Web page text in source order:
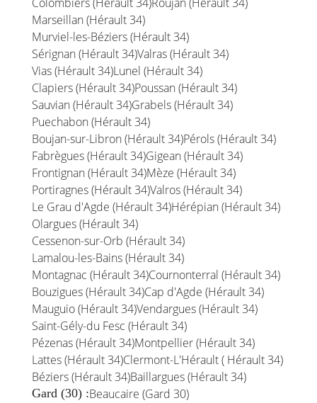
Marseillan (Hérault 34)
Murviel-les-Béziers (Hérault 34)
Sérignan (Hérault 34)Valras (Hérault 34)
Vias (Hérault 34)Lunel (Hérault 34)
Clapiers (Hérault 34)Poussan (Hérault 34)
Sauvian (Hérault 34)Grabels (Hérault 34)
Puechabon (Hérault 34)
Boujan-sur-Libron (Hérault 34)Pérols (Hérault 34)
Fabrègues (Hérault 34)Gigean (Hérault 34)
Frontignan (Hérault 34)Mèze (Hérault 34)
Portiragnes (Hérault 34)Valros (Hérault 34)
Le Grau d'Agde (Hérault 34)Hérépian (Hérault 34)
Olargues (Hérault 34)
Cessenon-sur-Orb (Hérault 34)
Lamalou-les-Bains (Hérault 34)
Montagnac (Hérault 34)Cournonterral (Hérault 34)
Bouzigues (Hérault 34)Cap d'Agde (Hérault 34)
Mauguio (Hérault 34)Vendargues (Hérault 34)
Saint-Gély-du Fesc (Hérault 34)
Pézenas (Hérault 34)Montpellier (Hérault 34)
Lattes (Hérault 34)Clermont-L'Hérault ( Hérault 34)
Béziers (Hérault 34)Baillargues (Hérault 34)
Gard (30) :Beaucaire (Gard 30)